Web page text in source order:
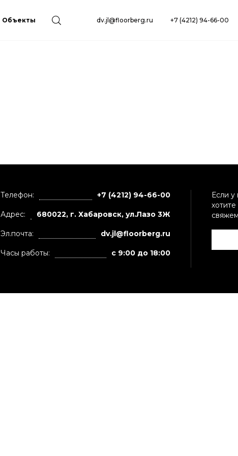
Объекты dv.jl@floorberg.ru +7 (4212) 94-66-00
Телефон: +7 (4212) 94-66-00
Адрес: 680022, г. Хабаровск, ул.Лазо 3Ж
Эл.почта: dv.jl@floorberg.ru
Часы работы: с 9:00 до 18:00
Если у